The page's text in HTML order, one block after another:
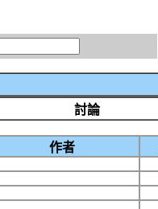
討論
作者